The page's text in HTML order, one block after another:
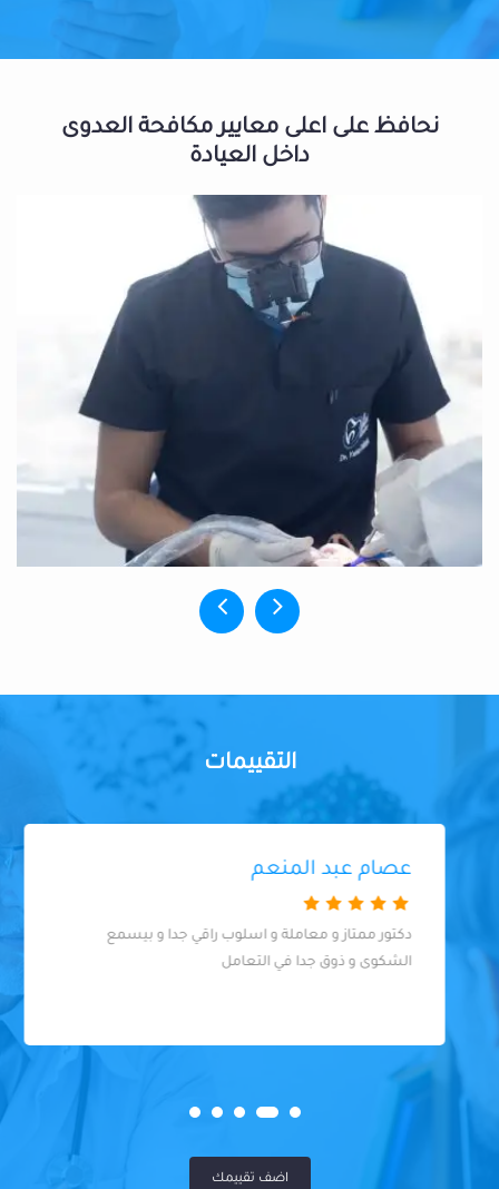
نحافظ على اعلى معايير مكافحة العدوى
داخل العيادة
التقييمات
عصام عبد المنعم
دكتور ممتاز و معاملة و اسلوب راقي جدا و بيسمع
الشكوى و ذوق جدا في التعامل
اضف تقييمك